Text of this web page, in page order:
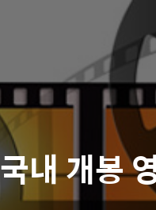
국내 개봉